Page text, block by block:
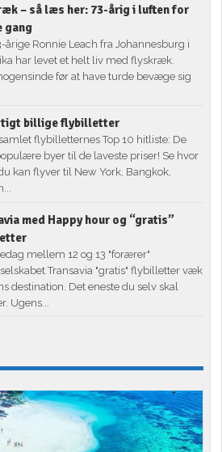
– så læs her: 73-årig i luften for
gang
årige Ronnie Leach fra Johannesburg i
har levet et helt liv med flyskræk.
før at have turde bevæge sig
billige flybilletter
flybilletternes Top 10 hitliste: De
byer til de laveste priser! Se hvor
kan flyver til New York, Bangkok,
med Happy hour og “gratis”
mellem 12 og 13 "forærer"
Transavia "gratis" flybilletter væk
destination. Det eneste du selv skal
Ugens...